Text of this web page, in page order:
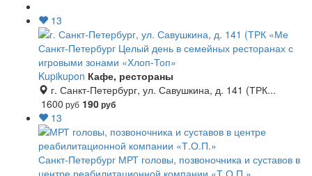
13
Санкт-Петербург Целый день в семейных ресторанах с
игровыми зонами «Хлоп-Топ»
Kupikupon Кафе, рестораны
г. Санкт-Петербург, ул. Савушкина, д. 141 (ТРК...
1600 руб 190руб
13
Санкт-Петербург МРТ головы, позвоночника и суставов в
центре реабилитационной компании «Т.О.П.»